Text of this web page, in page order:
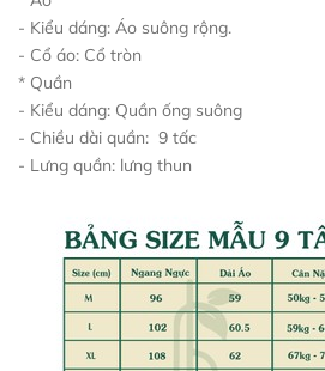
- Kiểu dáng: Áo suông rộng.
- Cổ áo: Cổ tròn
* Quần
- Kiểu dáng: Quần ống suông
- Chiều dài quần: 9 tấc
- Lưng quần: lưng thun